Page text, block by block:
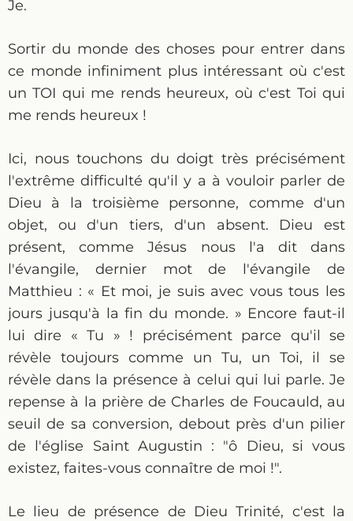
Je.
Sortir du monde des choses pour entrer dans
ce monde infiniment plus intéressant où c'est
un TOI qui me rends heureux, où c'est Toi qui
me rends heureux !
Ici, nous touchons du doigt très précisément
l'extrême difficulté qu'il y a à vouloir parler de
Dieu à la troisième personne, comme d'un
objet, ou d'un tiers, d'un absent. Dieu est
présent, comme Jésus nous l'a dit dans
l'évangile, dernier mot de l'évangile de
Matthieu : « Et moi, je suis avec vous tous les
jours jusqu'à la fin du monde. » Encore faut-il
lui dire « Tu » ! précisément parce qu'il se
révèle toujours comme un Tu, un Toi, il se
révèle dans la présence à celui qui lui parle. Je
repense à la prière de Charles de Foucauld, au
seuil de sa conversion, debout près d'un pilier
de l'église Saint Augustin : "ô Dieu, si vous
existez, faites-vous connaître de moi !".
Le lieu de présence de Dieu Trinité, c'est la